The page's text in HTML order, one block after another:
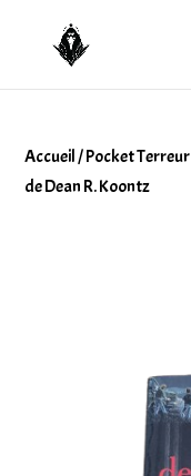
Accueil/Pocket Terreur
de Dean R. Koontz